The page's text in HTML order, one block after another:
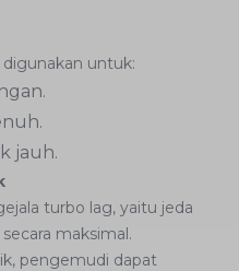
untuk:
jauh.
turbo lag, yaitu jeda
maksimal.
pengemudi dapat